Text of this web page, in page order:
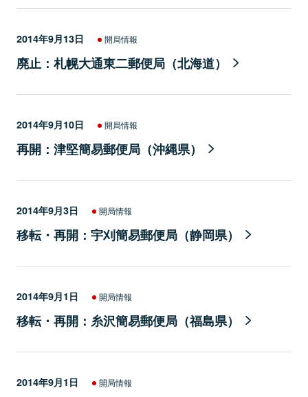
2014年9月13日 開局情報
廃止：札幌大通東二郵便局（北海道）
2014年9月10日 開局情報
再開：津堅簡易郵便局（沖縄県）
2014年9月3日 開局情報
移転・再開：宇刈簡易郵便局（静岡県）
2014年9月1日 開局情報
移転・再開：糸沢簡易郵便局（福島県）
2014年9月1日 開局情報